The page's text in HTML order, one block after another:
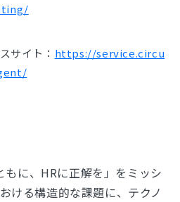
サイト： https://service.circu
に、HRに正解を」をミッシ
ける構造的な課題に、テクノ